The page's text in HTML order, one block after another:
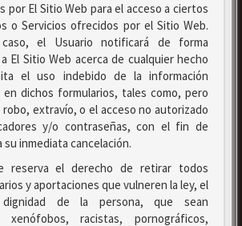
por El Sitio Web para el acceso a ciertos
o Servicios ofrecidos por el Sitio Web.
el Usuario notificará de forma
El Sitio Web acerca de cualquier hecho
el uso indebido de la información
en dichos formularios, tales como, pero
extravío, o el acceso no autorizado
y/o contraseñas, con el fin de
su inmediata cancelación.
reserva el derecho de retirar todos
y aportaciones que vulneren la ley, el
de la persona, que sean
xenófobos, racistas, pornográficos,